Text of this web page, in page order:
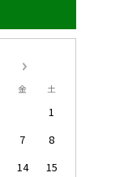
金 土
1
7
8
14
15